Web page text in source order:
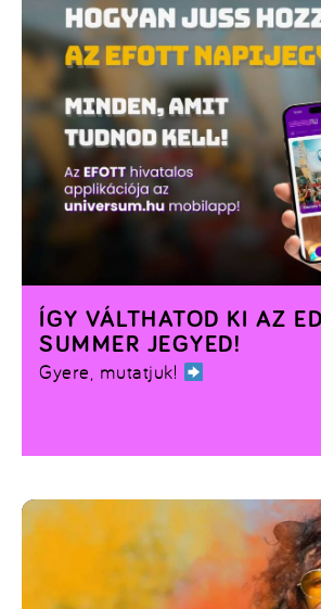
Gyere, mutatjuk!
ÍGY VÁLTHATOD KI AZ
SUMMER JEGYED!